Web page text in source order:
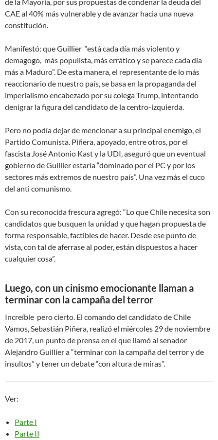
CAE al 40% más vulnerable y de avanzar hacia una nueva
constitución.
Manifestó: que Guillier “está cada día más violento y
demagogo, más populista, más errático y se parece cada día
más a Maduro”. De esta manera, el representante de lo más
reaccionario de nuestro país, se basa en la propaganda del
imperialismo encabezado por su colega Trump, intentando
denigrar la figura del candidato de la centro-izquierda.
Pero no podía dejar de mencionar a su principal enemigo, el
Partido Comunista. Piñera, apoyado, entre otros, por el
fascista José Antonio Kast y la UDI, aseguró que un eventual
gobierno de Guillier estaría “dominado por el PC y por los
sectores más extremos de nuestro país”. Una vez más el cuco
del anti comunismo.
Con su reconocida frescura agregó: “Lo que Chile necesita son
candidatos que busquen la unidad y que hagan propuesta de
forma responsable, factibles de hacer. Desde ese punto de
vista, con tal de aferrase al poder, están dispuestos a hacer
cualquier cosa”.
Luego, con un cinismo emocionante llaman a
terminar con la campaña del terror
Increíble pero cierto. El comando del candidato de Chile
Vamos, Sebastián Piñera, realizó el miércoles 29 de noviembre
de 2017, un punto de prensa en el que llamó al senador
Alejandro Guillier a “terminar con la campaña del terror y de
insultos” y tener un debate “con altura de miras”.
Ver:
Parte I
Parte II